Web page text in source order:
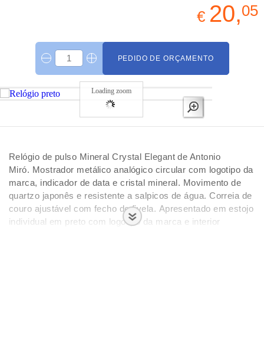
€ 20,05
PEDIDO DE ORÇAMENTO
Loading zoom
Relógio de pulso Mineral Crystal Elegant de Antonio
Miró. Mostrador metálico analógico circular com logotipo da
marca, indicador de data e cristal mineral. Movimento de
quartzo japonês e resistente a salpicos de água. Correia de
couro ajustável com fecho de fivela. Apresentado em estojo
individual em preto com logotipo da marca e interior